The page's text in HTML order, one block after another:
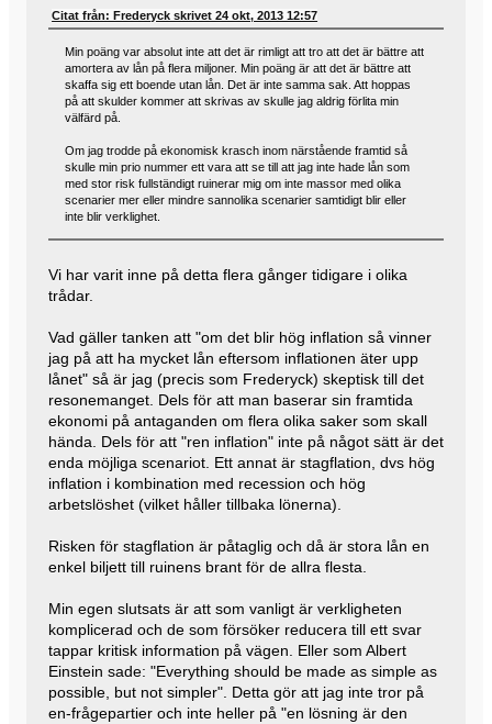
Citat från: Frederyck skrivet 24 okt, 2013 12:57
Min poäng var absolut inte att det är rimligt att tro att det är bättre att
amortera av lån på flera miljoner. Min poäng är att det är bättre att
skaffa sig ett boende utan lån. Det är inte samma sak. Att hoppas
på att skulder kommer att skrivas av skulle jag aldrig förlita min
välfärd på.
Om jag trodde på ekonomisk krasch inom närstående framtid så
skulle min prio nummer ett vara att se till att jag inte hade lån som
med stor risk fullständigt ruinerar mig om inte massor med olika
scenarier mer eller mindre sannolika scenarier samtidigt blir eller
inte blir verklighet.
Vi har varit inne på detta flera gånger tidigare i olika
trådar.
Vad gäller tanken att "om det blir hög inflation så vinner
jag på att ha mycket lån eftersom inflationen äter upp
lånet" så är jag (precis som Frederyck) skeptisk till det
resonemanget. Dels för att man baserar sin framtida
ekonomi på antaganden om flera olika saker som skall
hända. Dels för att "ren inflation" inte på något sätt är det
enda möjliga scenariot. Ett annat är stagflation, dvs hög
inflation i kombination med recession och hög
arbetslöshet (vilket håller tillbaka lönerna).
Risken för stagflation är påtaglig och då är stora lån en
enkel biljett till ruinens brant för de allra flesta.
Min egen slutsats är att som vanligt är verkligheten
komplicerad och de som försöker reducera till ett svar
tappar kritisk information på vägen. Eller som Albert
Einstein sade: "Everything should be made as simple as
possible, but not simpler". Detta gör att jag inte tror på
en-frågepartier och inte heller på "en lösning är den